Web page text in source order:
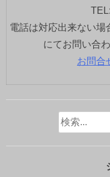
電話は対応出来ない
にてお問い合
お問合